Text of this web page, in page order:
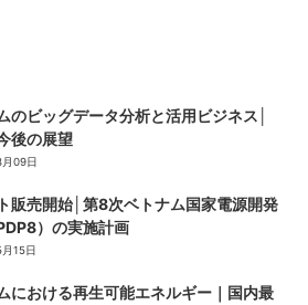
のビッグデータ分析と活用ビジネス│
後の展望
09日
販売開始│第8次ベトナム国家電源開発
）の実施計画
15日
における再生可能エネルギー｜国内最